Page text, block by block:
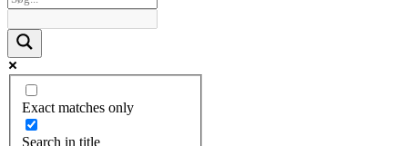
Exact matches only
Search in title